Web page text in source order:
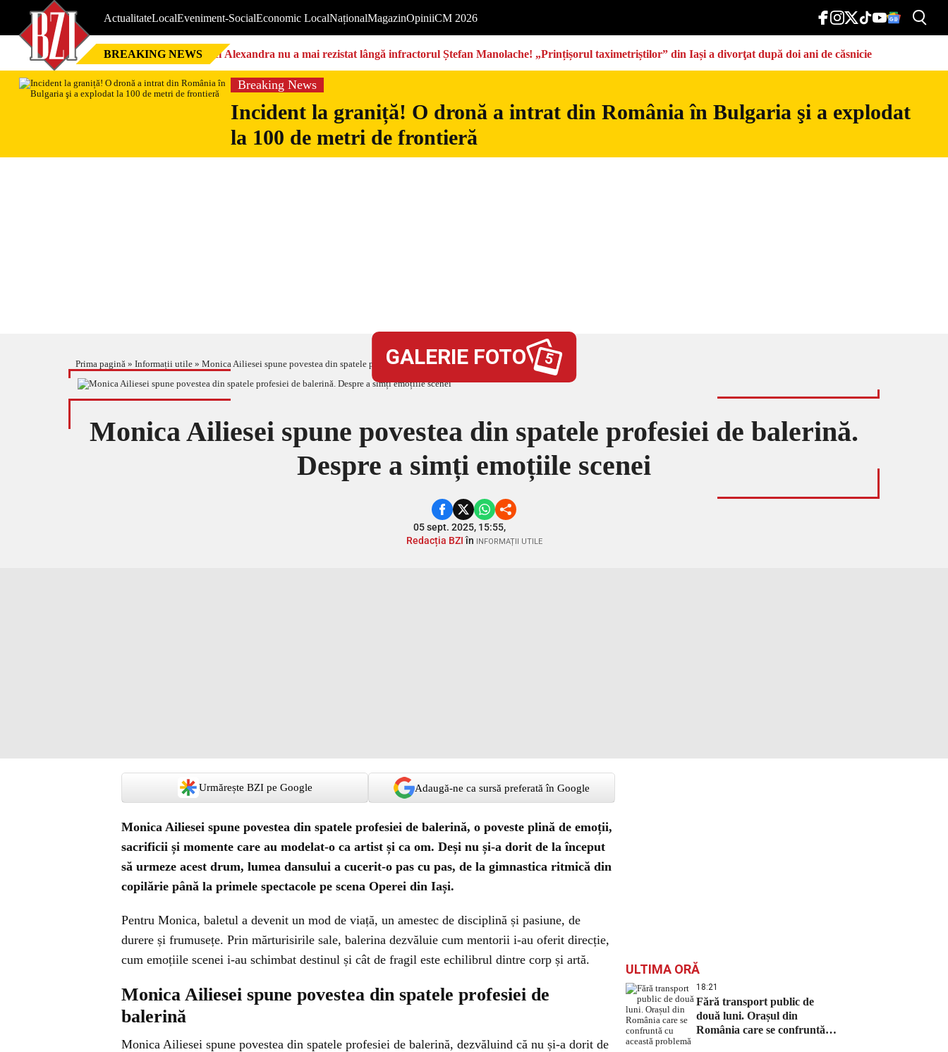
ActualitateLocalEveniment-SocialEconomic LocalNaționalMagazinOpiniiCM 2026
BREAKING NEWS Nici Alexandra nu a mai rezistat lângă infractorul Ștefan Manolache! „Prințișorul taximetriștilor” din Iași a divorţat după doi ani de căsnicie
Breaking News
Incident la graniță! O dronă a intrat din România în Bulgaria şi a explodat
la 100 de metri de frontieră
Prima pagină » Informații utile » Monica Ailiesei spune povestea din spatele profesiei de balerină. Despre a simți emoțiile scenei
GALERIE FOTO 5
Monica Ailiesei spune povestea din spatele profesiei de balerină.
Despre a simți emoțiile scenei
05 sept. 2025, 15:55,
Redacția BZIîn INFORMAȚII UTILE
Urmărește BZI pe Google Adaugă-ne ca sursă preferată în Google
Monica Ailiesei spune povestea din spatele profesiei de balerină, o poveste plină de emoții,
sacrificii și momente care au modelat-o ca artist și ca om. Deși nu și-a dorit de la început
să urmeze acest drum, lumea dansului a cucerit-o pas cu pas, de la gimnastica ritmică din
copilărie până la primele spectacole pe scena Operei din Iași.
Pentru Monica, baletul a devenit un mod de viață, un amestec de disciplină și pasiune, de
durere și frumusețe. Prin mărturisirile sale, balerina dezvăluie cum mentorii i-au oferit direcție,
cum emoțiile scenei i-au schimbat destinul și cât de fragil este echilibrul dintre corp și artă.
Monica Ailiesei spune povestea din spatele profesiei de
balerină
Monica Ailiesei spune povestea din spatele profesiei de balerină, dezvăluind că nu și-a dorit de
ULTIMA ORĂ
18:21
Fără transport public de
două luni. Orașul din
România care se confruntă